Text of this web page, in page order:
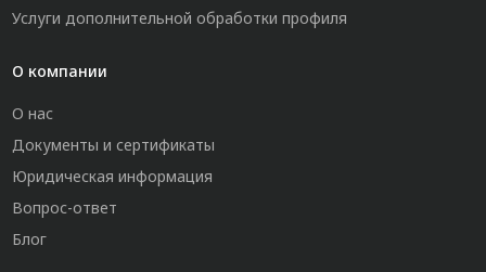
Услуги дополнительной обработки профиля
О компании
О нас
Документы и сертификаты
Юридическая информация
Вопрос-ответ
Блог